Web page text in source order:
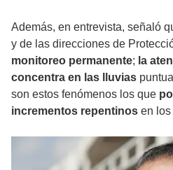
Además, en entrevista, señaló
y de las direcciones de
monitoreo permanente; la
concentra en las lluvias
son estos fenómenos los que
incrementos repentinos en los